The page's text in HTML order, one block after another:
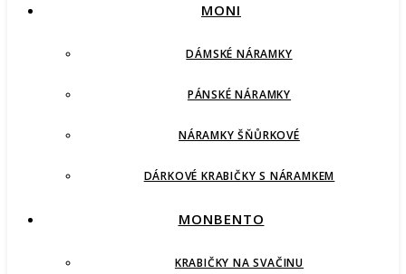
MONI
DÁMSKÉ NÁRAMKY
PÁNSKÉ NÁRAMKY
NÁRAMKY ŠŇŮRKOVÉ
DÁRKOVÉ KRABIČKY S NÁRAMKEM
MONBENTO
KRABIČKY NA SVAČINU